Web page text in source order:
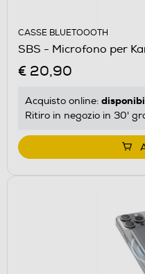
CASSE BLUETOOOTH
SBS - Microfono per
€ 20,90
Acquisto online:
Ritiro in negozio in 30'